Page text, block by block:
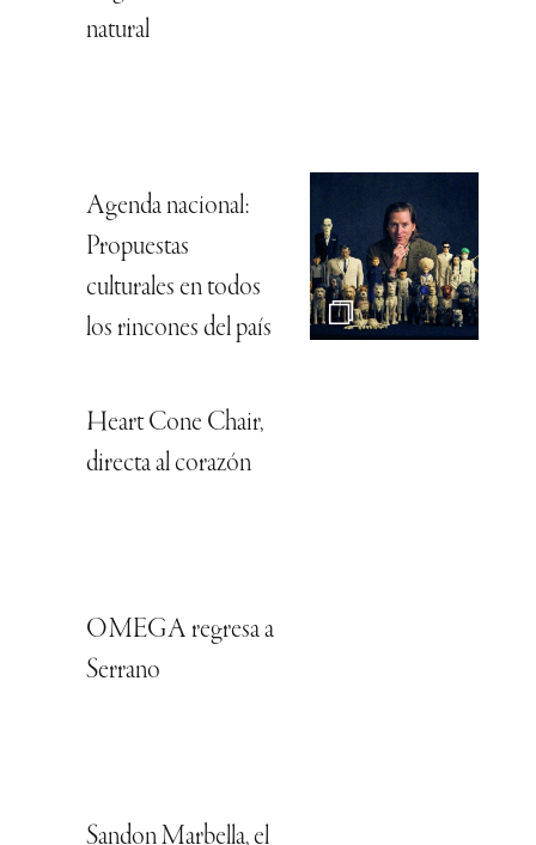
natural
Agenda nacional:
Propuestas
culturales en todos
los rincones del país
Heart Cone Chair,
directa al corazón
OMEGA regresa a
Serrano
Sandon Marbella, el